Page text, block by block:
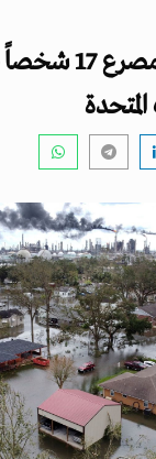
«فرانس